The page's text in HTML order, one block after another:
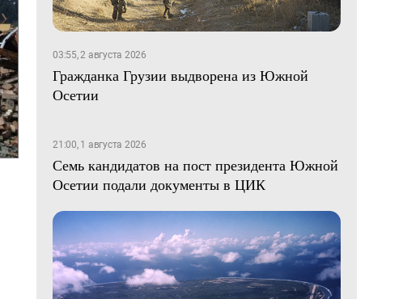
03:55, 2 августа 2026
Гражданка Грузии выдворена из Южной
Осетии
21:00, 1 августа 2026
Семь кандидатов на пост президента Южной
Осетии подали документы в ЦИК